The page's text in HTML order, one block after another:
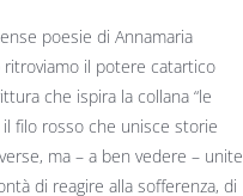
poesie di Annamaria
ritroviamo il potere catartico
che ispira la collana “le
il filo rosso che unisce storie
ma – a ben vedere – unite
di reagire alla sofferenza, di